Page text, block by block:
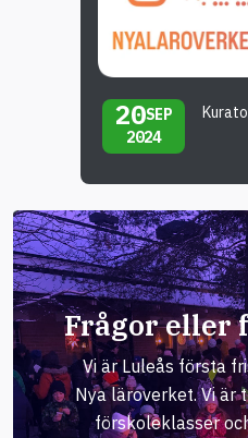
20SEP
2024
Frågor eller
Vi är Luleås första
Nya läroverket. Vi är
förskoleklasser